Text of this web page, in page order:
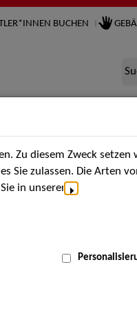
BUCHEN
Termine
MENÜ
Zu diesem Zweck setzen
Sie zulassen. Die Arten
in unserer